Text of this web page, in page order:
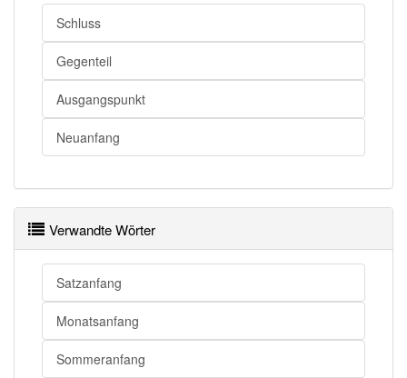
Anfang
Start
Anfang
Anfang openthesaurus
Schluss
Gegenteil
Ausgangspunkt
Neuanfang
Verwandte Wörter
Satzanfang
Monatsanfang
Sommeranfang